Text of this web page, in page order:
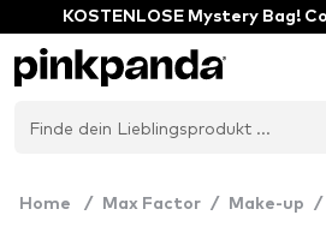
KOSTENLOSE Mystery Bag!
Home / Max Factor / Make-up /